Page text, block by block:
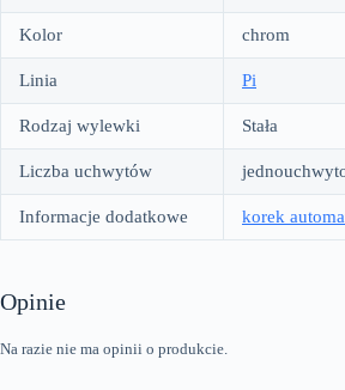
Kolor chrom
Linia Pi
Rodzaj wylewki Stała
Liczba uchwytów
Informacje dodatkowe korek
Opinie
Na razie nie ma opinii o produkcie.